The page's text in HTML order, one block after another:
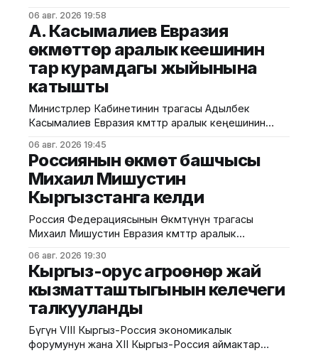
жерге төгүү фактысы аныкталды. Бул тууралуу
Жаратылыш ресурстары, экология жана
техникалык көзөмөл министрлигинен билдиришти.
Маалыматка ылайык, Экологиялык жана
техникалык көзөмөл кызматынын Ысык-Көл
регионалдык башкармалыгынын тескөөчүлөрү
жүргүзгөн текшерүүдө экологиялык талаптарды
бузган жаран аныкталган. Жыйынтыгында "Укук
06 авг. 2026 19:58
А. Касымалиев Евразия
өкмөттөр аралык кеңешинин
тар курамдагы жыйынына
катышты
Министрлер Кабинетинин төрагасы Адылбек
Касымалиев Евразия өкмөттөр аралык кеңешинин
тууралуу Өкмөттүн басма сөз кызматынан
билдиришти. Жыйындын алдында ЕАЭБге мүчө
мамлекеттердин өкмөт башчыларын расмий тосуп
алуу аземи жана биргелешкен сүрөткө түшүү иш-
чарасы өттү. Андан соң өкмөт башчылары
экономикалык интеграцияны тереңдетүү,
соодадагы тоскоолдуктарды жоюу жана
06 авг. 2026 19:45
Россиянын өкмөт башчысы
Михаил Мишустин
Кыргызстанга келди
Россия Федерациясынын Өкмөтүнүн төрагасы
Михаил Мишустин Евразия өкмөттөр аралык
Кыргызстанга келди. Аны Ысык-Көл эл аралык
аэропортунан Министрлер Кабинетинин
Төрагасынын орун басары Эрлист Акунбеков тосуп
алды. Евразия өкмөттөр аралык кеңешинин кезектеги
жыйыны 6-7-август күндөрү Ысык-Көл облусунун
Чолпон-Ата шаарында өтөт. Жыйынга Евразия
06 авг. 2026 19:30
Кыргыз-орус агроөнөр жай
кызматташтыгынын келечеги
талкууланды
Бүгүн VIII Кыргыз-Россия экономикалык
форумунун жана XII Кыргыз-Россия аймактар